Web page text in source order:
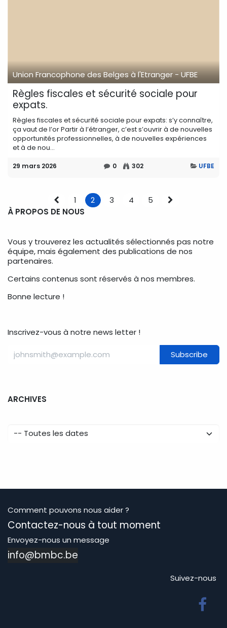
Union Francophone des Belges à l'Etranger - UFBE
Règles fiscales et sécurité sociale pour
expats.
Règles fiscales et sécurité sociale pour expats: s’y connaître,
ça vaut de l’or Partir à l’étranger, c’est s’ouvrir à de nouvelles
opportunités professionnelles, à de nouvelles expériences
et à de nou...
29 mars 2026 0 302 UFBE
1 2 3 4
5
À PROPOS DE NOUS
Vous y trouverez les actualités sélectionnés pas notre
équipe, mais également des publications de nos
partenaires.
Certains contenus sont réservés à nos membres.
Bonne lecture !
Inscrivez-vous à notre news letter !
Subscribe
ARCHIVES
Comment pouvons nous aider ?
Contactez-nous à tout moment
Envoyez-nous un message
info@bmbc.be
Suivez-nous